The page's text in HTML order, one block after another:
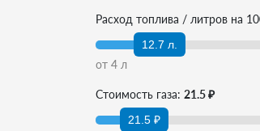
Расход топлива / литров на
12.7 л.
от 4 л
Стоимость газа: 21.5 ₽
21.5 ₽